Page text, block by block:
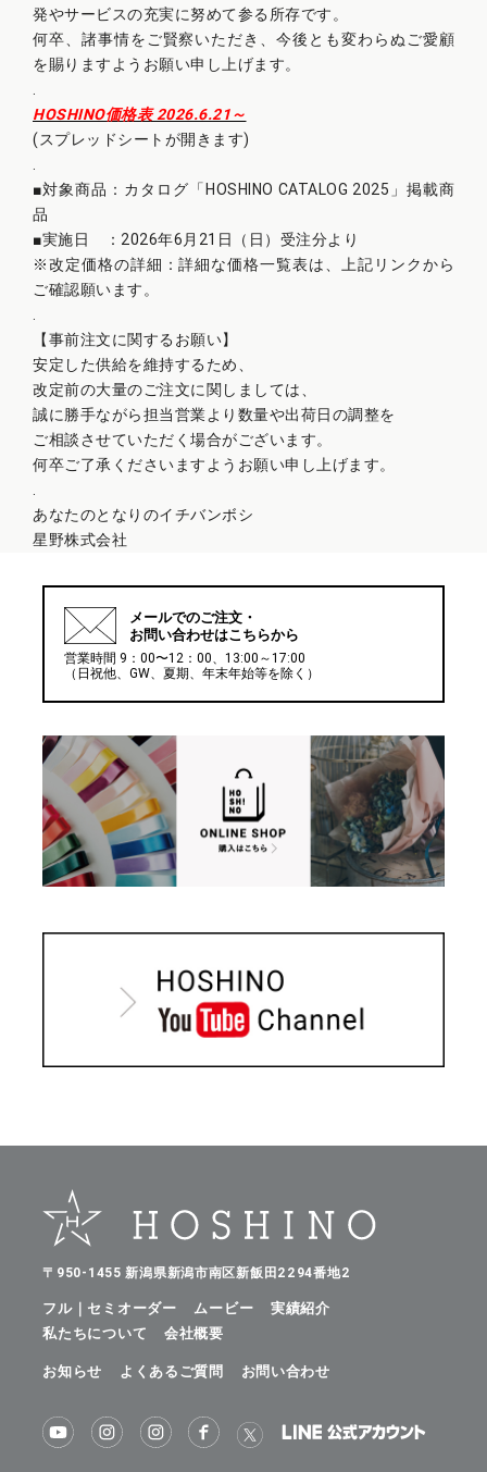
発やサービスの充実に努めて参る所存です。
何卒、諸事情をご賢察いただき、今後とも変わらぬご愛顧
を賜りますようお願い申し上げます。
HOSHINO価格表 2026.6.21～
(スプレッドシートが開きます)
■対象商品：カタログ「HOSHINO CATALOG 2025」掲載商
品
■実施日 ：2026年6月21日（日）受注分より
※改定価格の詳細：詳細な価格一覧表は、上記リンクから
ご確認願います。
【事前注文に関するお願い】
安定した供給を維持するため、
改定前の大量のご注文に関しましては、
誠に勝手ながら担当営業より数量や出荷日の調整を
ご相談させていただく場合がございます。
何卒ご了承くださいますようお願い申し上げます。
あなたのとなりのイチバンボシ
星野株式会社
メールでのご注文・
お問い合わせはこちらから
営業時間 9：00〜12：00、13:00～17:00
（日祝他、GW、夏期、年末年始等を除く）
〒950-1455 新潟県新潟市南区新飯田2294番地2
フル｜セミオーダー ムービー
実績紹介
私たちについて
会社概要
お知らせ よくあるご質問 お問い合わせ